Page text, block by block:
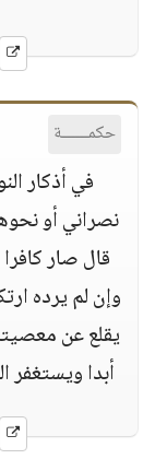
حكمــــــة
في أذكار
نصراني أو
قال صار
وإن لم يرده
يقلع عن
أبدا ويستغفر